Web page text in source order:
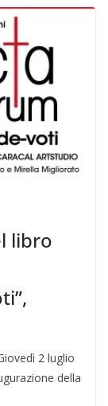
libro
2 luglio
della